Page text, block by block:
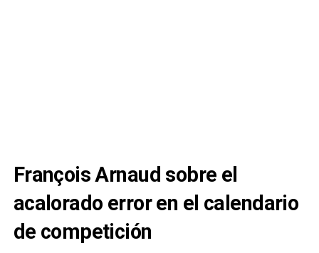
François Arnaud sobre el
acalorado error en el calendario
de competición